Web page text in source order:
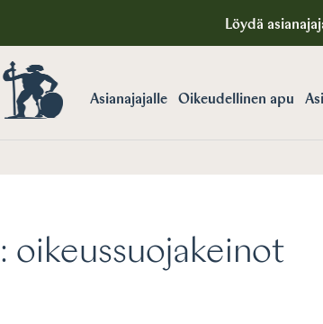
Löydä
Asianajajalle Oikeudellinen apu
oikeussuojakeinot